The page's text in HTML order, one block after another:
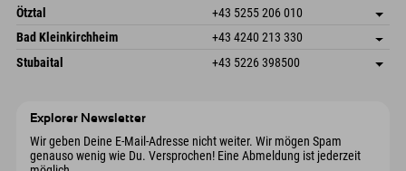
Österreich
Buchen
Freizeitpark 10
4573 Hinterstoder
Österreich
Adresse speichern
Anreiseinfos
Buchen
Ötztal +43 5255 206 010
Gscheat 14
Österreich
Adresse speichern
Buchen
Bad Kleinkirchheim +43 4240 213 330
Dorfstraße 24
9546 Bad Kleinkirchheim
Adresse speichern
Anreiseinfos
Stubaital +43 5226 398500
Explorer Newsletter
Wir geben Deine E-Mail-Adresse nicht weiter. Wir mögen Spam
genauso wenig wie Du. Versprochen! Eine Abmeldung ist jederzeit